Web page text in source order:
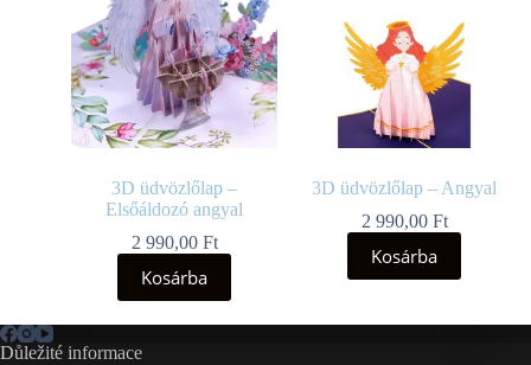
3D üdvözlőlap –
Elsőáldozó angyal
2 990,00 Ft
Kosárba
3D üdvözlőlap – Angyal
2 990,00 Ft
Kosárba
Důležité informace